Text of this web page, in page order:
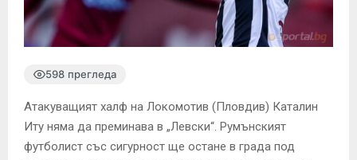
598 прегледа
Атакуващият халф на Локомотив (Пловдив) Каталин
Иту няма да преминава в „Левски“. Румънският
футболист със сигурност ще остане в града под